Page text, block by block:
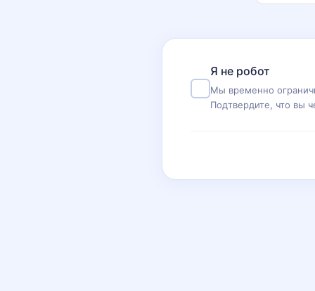
Я не робот
Мы временно
Подтвердите, что вы